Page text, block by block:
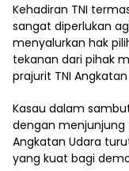
Kehadiran TNI
sangat diperlukan
menyalurkan hak
tekanan dari pihak
prajurit TNI
Kasau dalam
dengan menjunjung
Angkatan Udara
yang kuat bagi